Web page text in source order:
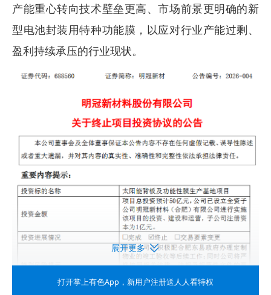
产能重心转向技术壁垒更高、市场前景更明确的新
型电池封装用特种功能膜，以应对行业产能过剩、
盈利持续承压的行业现状。
展开更多
打开掌上有色App ，新用户注册送人人看特权